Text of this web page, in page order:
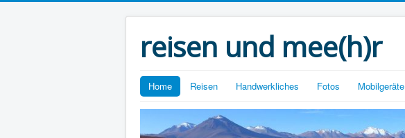
reisen und mee(h)r
Home Reisen Handwerkliches Fotos Mobilgeräte